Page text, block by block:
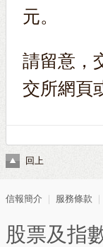
元。
請留意，
交所網頁
回上
信報簡介 服務條款
股票及指